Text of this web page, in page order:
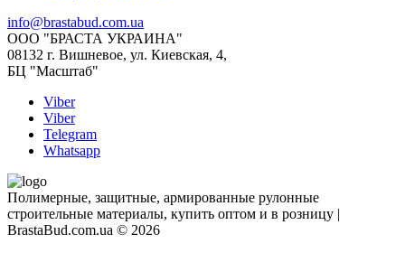
info@brastabud.com.ua
ООО "БРАСТА УКРАИНА"
08132 г. Вишневое, ул. Киевская, 4,
БЦ "Масштаб"
Viber
Viber
Telegram
Whatsapp
Полимерные, защитные, армированные рулонные
строительные материалы, купить оптом и в розницу |
BrastaBud.com.ua © 2026